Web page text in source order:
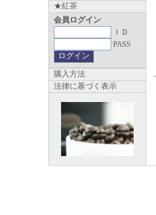
★紅茶
会員ログイン
ＩＤ
PASS
購入方法
法律に基づく表示